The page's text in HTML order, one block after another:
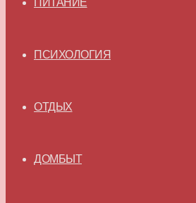
ПИТАНИЕ
ПСИХОЛОГИЯ
ОТДЫХ
ДОМБЫТ